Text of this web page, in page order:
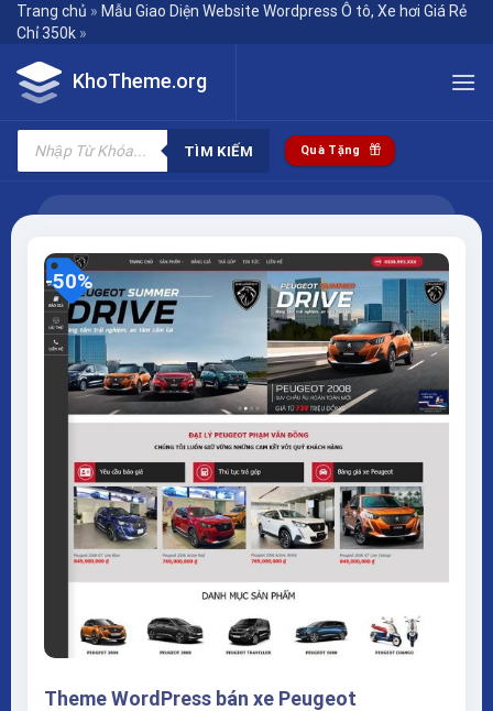
Skip
content
Trang chủ » Mẫu Giao Diện Website Wordpress Ô tô, Xe hơi Giá Rẻ
Chỉ 350k »
KhoTheme.org
Tìm
kiếm
phẩm
TÌM KIẾM Quà Tặng
-50%
Theme WordPress bán xe Peugeot